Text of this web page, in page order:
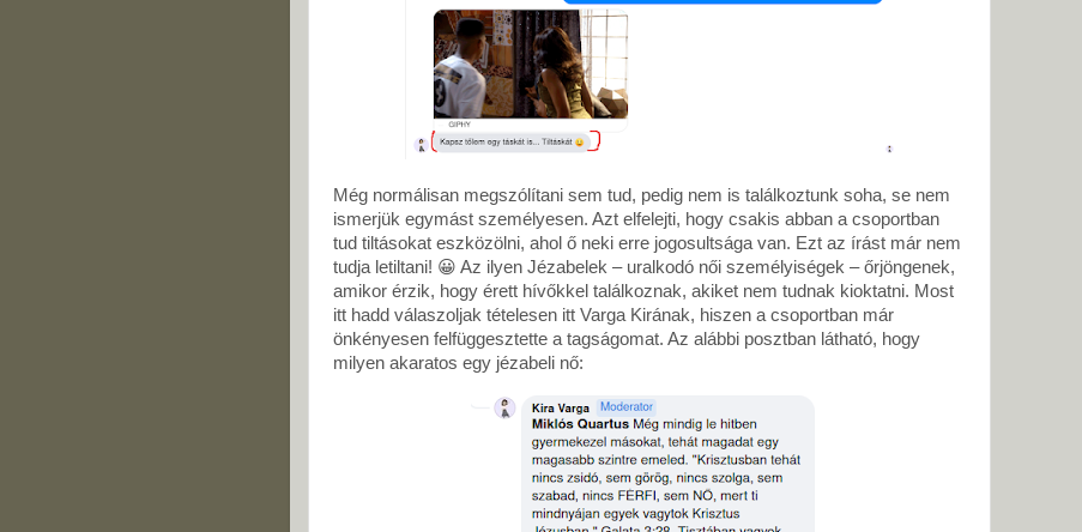
Még normálisan megszólítani sem tud, pedig nem is találkoztunk soha, se nem
ismerjük egymást személyesen. Azt elfelejti, hogy csakis abban a csoportban
tud tiltásokat eszközölni, ahol ő neki erre jogosultsága van. Ezt az írást már nem
tudja letiltani! 😀 Az ilyen Jézabelek – uralkodó női személyiségek – őrjöngenek,
amikor érzik, hogy érett hívőkkel találkoznak, akiket nem tudnak kioktatni. Most
itt hadd válaszoljak tételesen itt Varga Kirának, hiszen a csoportban már
önkényesen felfüggesztette a tagságomat. Az alábbi posztban látható, hogy
milyen akaratos egy jézabeli nő: